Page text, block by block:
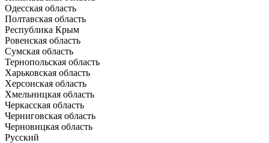
Одесская область
Полтавская область
Республика Крым
Ровенская область
Сумская область
Тернопольская область
Харьковская область
Херсонская область
Хмельницкая область
Черкасская область
Черниговская область
Черновицкая область
Русский